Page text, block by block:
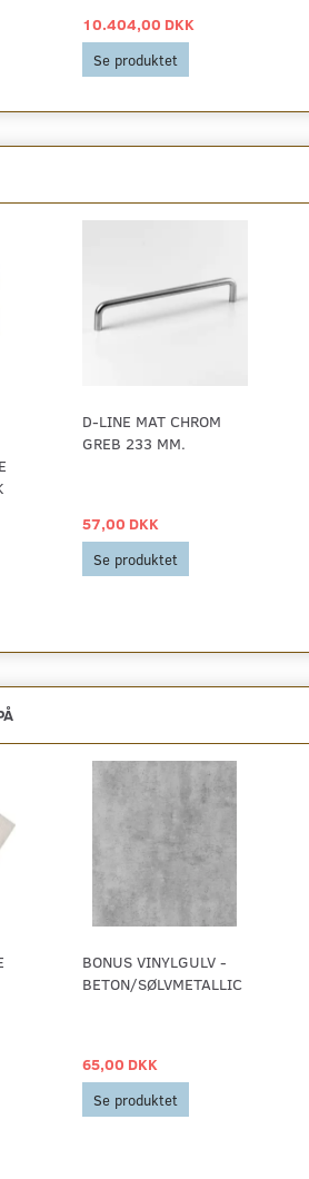
10.404,00 DKK
Se produktet
D-LINE MAT CHROM
GREB 233 MM.
57,00 DKK
Se produktet
BONUS VINYLGULV -
BETON/SØLVMETALLIC
65,00 DKK
Se produktet